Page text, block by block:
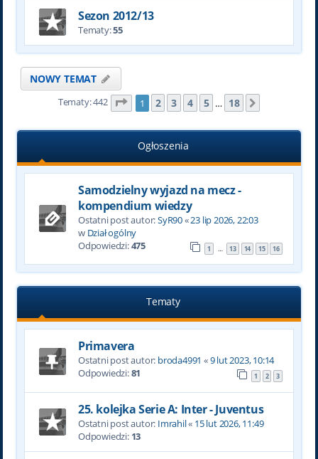
Sezon 2012/13
Tematy:55
NOWY TEMAT
Tematy: 442 Strona z 18
1 2 3 4 5 … 18
Ogłoszenia
Samodzielny wyjazd na mecz -
kompendium wiedzy
Ostatni post autor:SyR90«23 lip 2026, 22:03
w Dział ogólny
Odpowiedzi:475 1 … 13 14 15 16
Tematy
Primavera
Ostatni post autor: broda4991 «9 lut 2023, 10:14
Odpowiedzi:81 1 2 3
25. kolejka Serie A: Inter - Juventus
Ostatni post autor: Imrahil« 15 lut 2026, 11:49
Odpowiedzi: 13